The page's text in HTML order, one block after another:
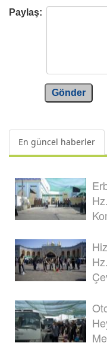
Paylaş:
Gönder
En güncel haberler